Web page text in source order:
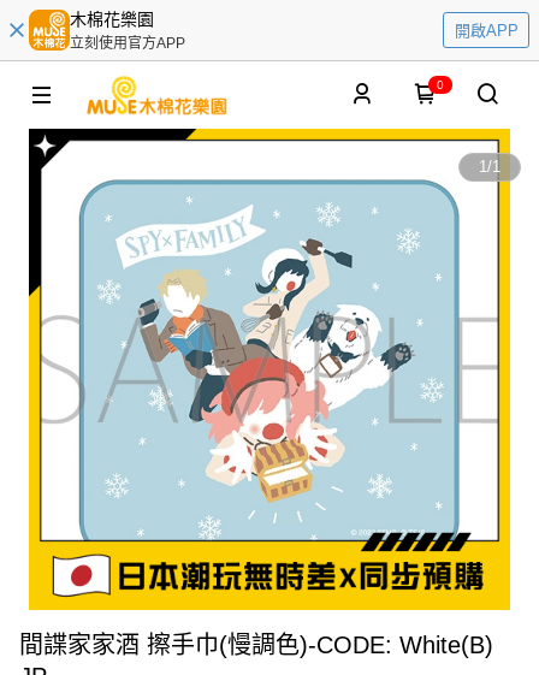
木棉花樂園
立刻使用官方APP
開啟APP
0
1/1
間諜家家酒 擦手巾(慢調色)-CODE: White(B)